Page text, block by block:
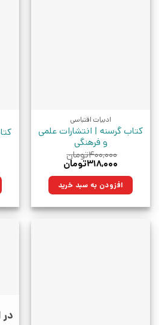
ادبیات اقتباسی
کتاب گرسنه | انتشارات علمی
و فرهنگی
۴۰۰,۰۰۰تومان
قیمت
۴۰۰,۰۰۰تومان
بود.
۳۱۸,۰۰۰تومان
۳۱۸,۰۰۰تومان.افزودن به سبد خرید